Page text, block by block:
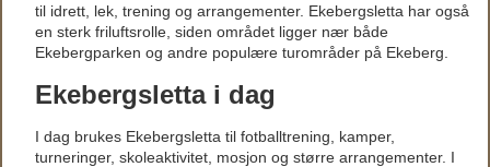
til idrett, lek, trening og arrangementer. Ekebergsletta har også
en sterk friluftsrolle, siden området ligger nær både
Ekebergparken og andre populære turområder på Ekeberg.
Ekebergsletta i dag
I dag brukes Ekebergsletta til fotballtrening, kamper,
turneringer, skoleaktivitet, mosjon og større arrangementer. I